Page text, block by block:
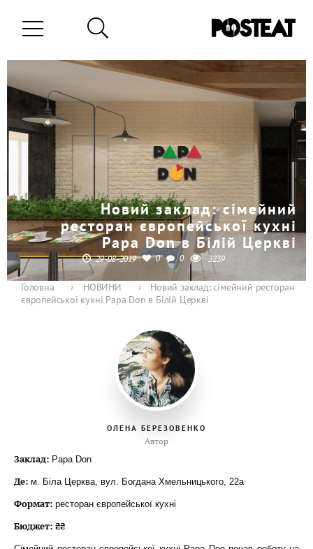
Новий заклад: сімейний
ресторан європейської кухні
Papa Don в Білій Церкві
29-08-2019 0 0 3239
Головна › НОВИНИ ›
Новий заклад: сімейний ресторан
європейської кухні Papa Don в Білій Церкві
ОЛЕНА БЕРЕЗОВЕНКО
Автор
Заклад: Papa Don
Де: м. Біла Церква, вул. Богдана Хмельницького, 22а
Формат: ресторан європейської кухні
Бюджет: ₴₴